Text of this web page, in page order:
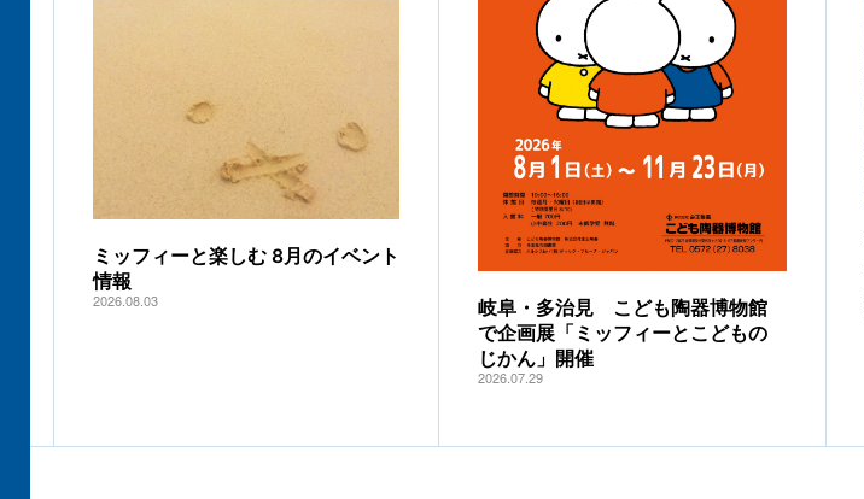
ミッフィーと楽しむ 8月のイベント
情報
2026.08.03
岐阜・多治見 こども陶器博物館
で企画展「ミッフィーとこどもの
じかん」開催
2026.07.29